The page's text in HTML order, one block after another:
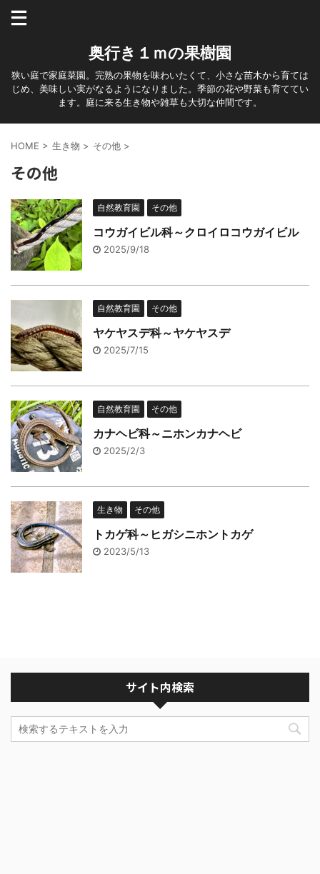
奥行き１ｍの果樹園
狭い庭で家庭菜園。完熟の果物を味わいたくて、小さな苗木から育ては
じめ、美味しい実がなるようになりました。季節の花や野菜も育ててい
ます。庭に来る生き物や雑草も大切な仲間です。
HOME > 生き物 > その他 >
その他
自然教育園 その他
コウガイビル科～クロイロコウガイビル
2025/9/18
自然教育園 その他
ヤケヤスデ科～ヤケヤスデ
2025/7/15
自然教育園 その他
カナヘビ科～ニホンカナヘビ
2025/2/3
生き物 その他
トカゲ科～ヒガシニホントカゲ
2023/5/13
サイト内検索